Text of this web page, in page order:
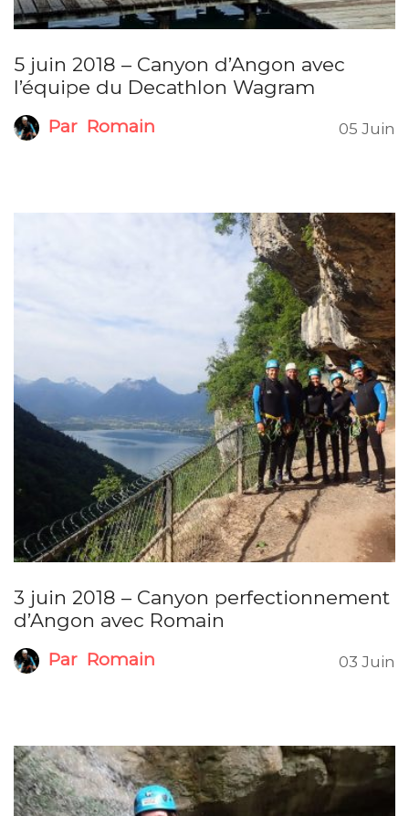
5 juin 2018 – Canyon d’Angon avec
l’équipe du Decathlon Wagram
Par Romain 05 Juin
3 juin 2018 – Canyon perfectionnement
d’Angon avec Romain
Par Romain 03 Juin